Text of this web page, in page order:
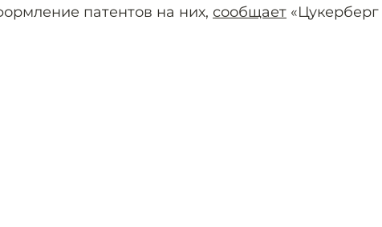
патентов на них, сообщает «Цукерберг